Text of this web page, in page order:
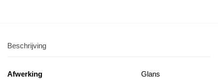
Beschrijving
Afwerking
Glans